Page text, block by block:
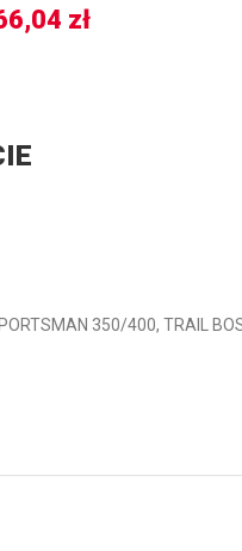
zł
350/400, TRAIL